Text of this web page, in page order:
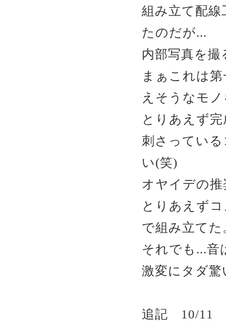
組み立て配
たのだが...
内部写真を撮
まぁこれは
えそうなモ
とりあえず
刺さってい
い(笑)
オヤイデの
とりあえず
で組み立てた
それでも...音
激変にタダ
追記 10/11